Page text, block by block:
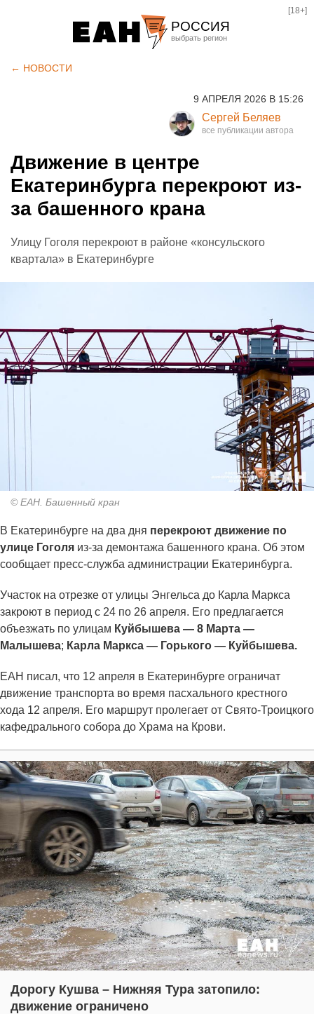
РОССИЯ
Курган
Оренбург
[18+]
← НОВОСТИ
9 АПРЕЛЯ 2026 В 15:26
Сергей Беляев
Движение в центре
Екатеринбурга перекроют из-
за башенного крана
Улицу Гоголя перекроют в районе «консульского
квартала» в Екатеринбурге
© ЕАН. Башенный кран
В Екатеринбурге на два дня перекроют движение по
улице Гоголя из-за демонтажа башенного крана. Об этом
сообщает пресс-служба администрации Екатеринбурга.
Участок на отрезке от улицы Энгельса до Карла Маркса
закроют в период с 24 по 26 апреля. Его предлагается
объезжать по улицам Куйбышева — 8 Марта —
Малышева; Карла Маркса — Горького — Куйбышева.
ЕАН писал, что 12 апреля в Екатеринбурге ограничат
движение транспорта во время пасхального крестного
хода 12 апреля. Его маршрут пролегает от Свято-Троицкого
кафедрального собора до Храма на Крови.
Дорогу Кушва – Нижняя Тура затопило:
движение ограничено